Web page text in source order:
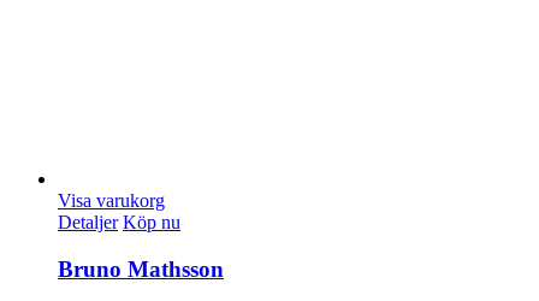
Visa varukorg
Detaljer Köp nu
Bruno Mathsson